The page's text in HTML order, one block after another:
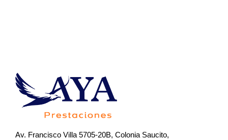
Av. Francisco Villa 5705-20B, Colonia Saucito,